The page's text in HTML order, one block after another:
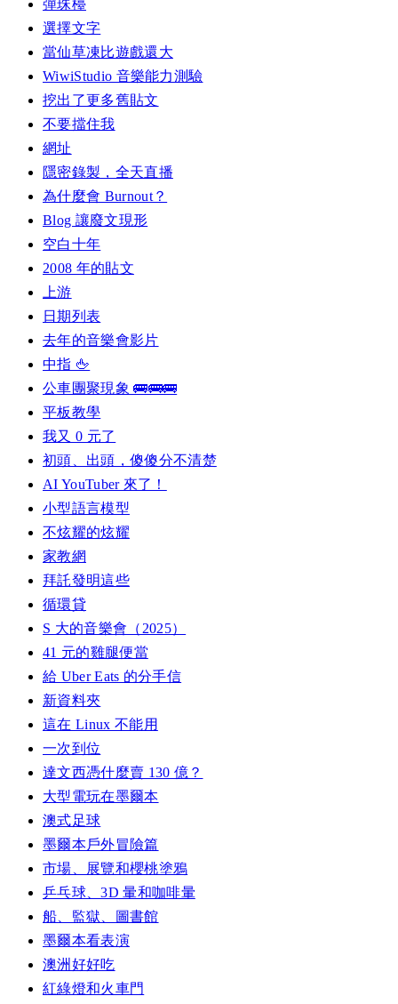
彈珠檯
選擇文字
當仙草凍比遊戲還大
WiwiStudio 音樂能力測驗
挖出了更多舊貼文
不要擋住我
網址
隱密錄製，全天直播
為什麼會 Burnout？
Blog 讓廢文現形
空白十年
2008 年的貼文
上游
日期列表
去年的音樂會影片
中指 🖕
公車團聚現象 🚌🚌🚌
平板教學
我又 0 元了
初頭、出頭，傻傻分不清楚
AI YouTuber 來了！
小型語言模型
不炫耀的炫耀
家教網
拜託發明這些
循環貸
S 大的音樂會（2025）
41 元的雞腿便當
給 Uber Eats 的分手信
新資料夾
這在 Linux 不能用
一次到位
達文西憑什麼賣 130 億？
大型電玩在墨爾本
澳式足球
墨爾本戶外冒險篇
市場、展覽和櫻桃塗鴉
乒乓球、3D 暈和咖啡暈
船、監獄、圖書館
墨爾本看表演
澳洲好好吃
紅綠燈和火車門